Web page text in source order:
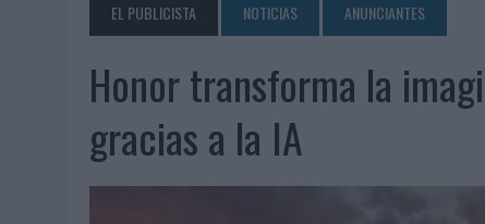
07/08/2026 | MG SPIRIT RELANZA SU MARCA CON UNA ESTRATEGIA
PATRÓN CONVIERTE EL NUEVO SINGLE DE ARÓN PIPER
07/08/2026
EL VERANO PONE A PRUEBA LA ESTRATEGIA DIGITAL
07/08/2026 | VUELING CONVIERTE LOS RECUERDOS EN SOUVENIRS
EL PUBLICISTA NOTICIAS ANUNCIANTES
Honor transforma la
gracias a la IA